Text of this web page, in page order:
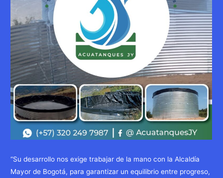
“Su desarrollo nos exige trabajar de la mano con la Alcaldía
Mayor de Bogotá, para garantizar un equilibrio entre progreso,